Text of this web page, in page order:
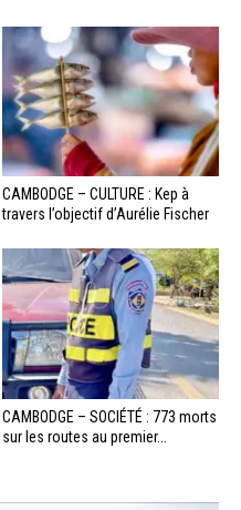
CAMBODGE – CULTURE : Kep à
travers l’objectif d’Aurélie Fischer
CAMBODGE – SOCIÉTÉ : 773 morts
sur les routes au premier...